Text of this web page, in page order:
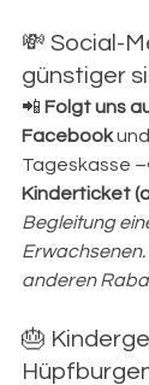
💸 Social-
günstiger
📲 Folgt uns
Facebook
Tageskasse
Kinderticket
Begleitung
anderen
🎂